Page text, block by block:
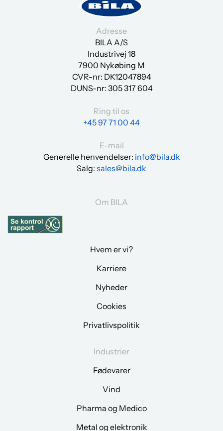
Adresse
BILA A/S
Industrivej 18
7900 Nykøbing M
CVR-nr: DK12047894
DUNS-nr: 305 317 604
Ring til os
+45 97 71 00 44
E-mail
Generelle henvendelser: info@bila.dk
Salg: sales@bila.dk
Om BILA
Hvem er vi?
Karriere
Nyheder
Cookies
Privatlivspolitik
Industrier
Fødevarer
Vind
Pharma og Medico
Metal og elektronik